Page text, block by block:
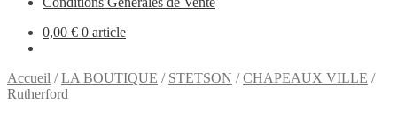
0,00 € 0 article
Accueil /LA BOUTIQUE / STETSON /CHAPEAUX VILLE /
Rutherford